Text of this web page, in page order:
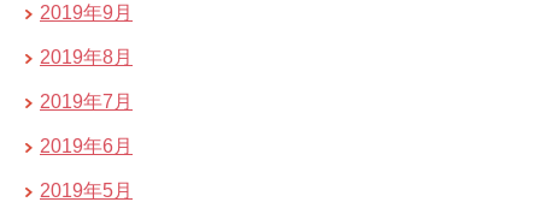
2019年9月
2019年8月
2019年7月
2019年6月
2019年5月